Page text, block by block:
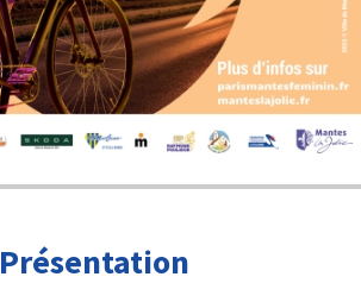
Présentation